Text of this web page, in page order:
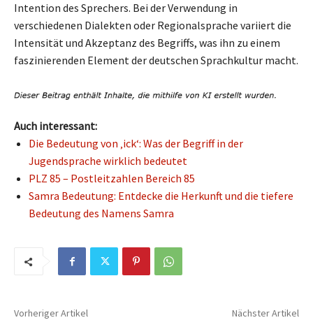
Intention des Sprechers. Bei der Verwendung in
verschiedenen Dialekten oder Regionalsprache variiert die
Intensität und Akzeptanz des Begriffs, was ihn zu einem
faszinierenden Element der deutschen Sprachkultur macht.
Auch interessant:
Die Bedeutung von ‚ick‘: Was der Begriff in der
Jugendsprache wirklich bedeutet
PLZ 85 – Postleitzahlen Bereich 85
Samra Bedeutung: Entdecke die Herkunft und die tiefere
Bedeutung des Namens Samra
Vorheriger Artikel Nächster Artikel